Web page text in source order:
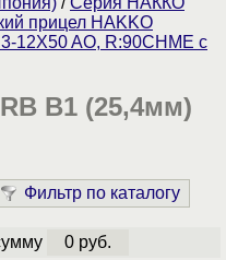
прицел HAKKO
12X50 AO, R:90CHME с
B1 (25,4мм)
Фильтр по каталогу
0 руб.